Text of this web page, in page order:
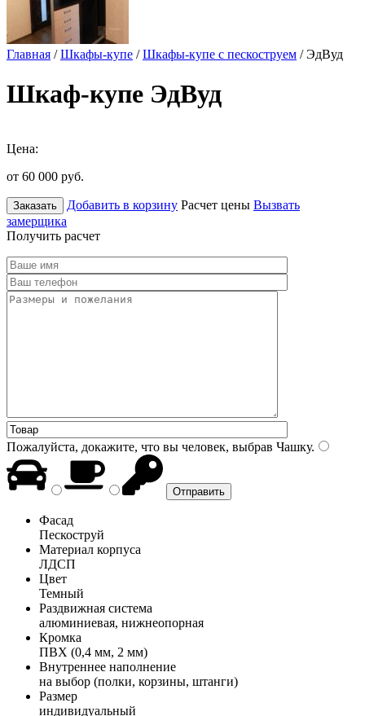
Главная /Шкафы-купе /Шкафы-купе с пескоструем / ЭдВуд
Шкаф-купе ЭдВуд
Цена:
от 60 000 руб.
Заказать Добавить в корзину Расчет цены Вызвать
замерщика
Получить расчет
Пожалуйста, докажите, что вы человек, выбрав Чашку.
Фасад
Пескоструй
Материал корпуса
ЛДСП
Цвет
Темный
Раздвижная система
алюминиевая, нижнеопорная
Кромка
ПВХ (0,4 мм, 2 мм)
Внутреннее наполнение
на выбор (полки, корзины, штанги)
Размер
индивидуальный